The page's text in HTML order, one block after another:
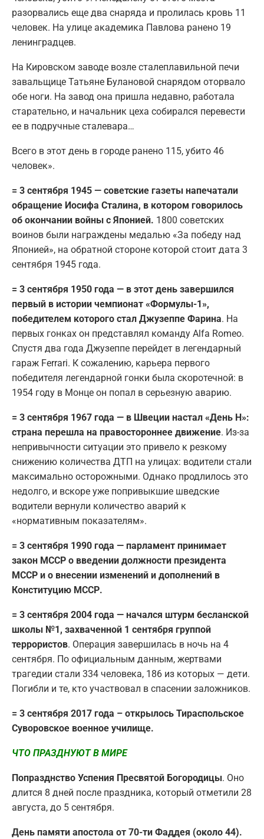
разорвались еще два снаряда и пролилась кровь 11
человек. На улице академика Павлова ранено 19
ленинградцев.
На Кировском заводе возле сталеплавильной печи
завальщице Татьяне Булановой снарядом оторвало
обе ноги. На завод она пришла недавно, работала
старательно, и начальник цеха собирался перевести
ее в подручные сталевара…
Всего в этот день в городе ранено 115, убито 46
человек».
= 3 сентября 1945 — советские газеты напечатали
обращение Иосифа Сталина, в котором говорилось
об окончании войны с Японией. 1800 советских
воинов были награждены медалью «За победу над
Японией», на обратной стороне которой стоит дата 3
сентября 1945 года.
= 3 сентября 1950 года — в этот день завершился
первый в истории чемпионат «Формулы-1»,
победителем которого стал Джузеппе Фарина. На
первых гонках он представлял команду Alfa Romeo.
Спустя два года Джузеппе перейдет в легендарный
гараж Ferrari. К сожалению, карьера первого
победителя легендарной гонки была скоротечной: в
1954 году в Монце он попал в серьезную аварию.
= 3 сентября 1967 года — в Швеции настал «День Н»:
страна перешла на правостороннее движение. Из-за
непривычности ситуации это привело к резкому
снижению количества ДТП на улицах: водители стали
максимально осторожными. Однако продлилось это
недолго, и вскоре уже попривыкшие шведские
водители вернули количество аварий к
«нормативным показателям».
= 3 сентября 1990 года — парламент принимает
закон МССР о введении должности президента
МССР и о внесении изменений и дополнений в
Конституцию МССР.
= 3 сентября 2004 года — начался штурм бесланской
школы №1, захваченной 1 сентября группой
террористов. Операция завершилась в ночь на 4
сентября. По официальным данным, жертвами
трагедии стали 334 человека, 186 из которых — дети.
Погибли и те, кто участвовал в спасении заложников.
= 3 сентября 2017 года – открылось Тираспольское
Суворовское военное училище.
ЧТО ПРАЗДНУЮТ В МИРЕ
Попразднство Успения Пресвятой Богородицы. Оно
длится 8 дней после праздника, который отметили 28
августа, до 5 сентября.
День памяти апостола от 70-ти Фаддея (около 44).